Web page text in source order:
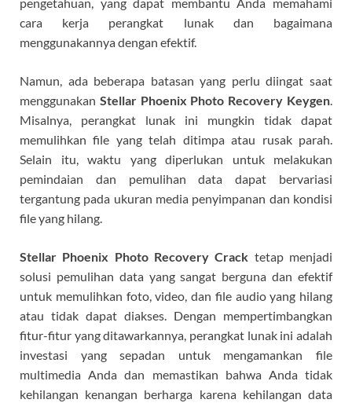
cara kerja perangkat lunak dan bagaimana
menggunakannya dengan efektif.
Namun, ada beberapa batasan yang perlu diingat saat
menggunakan Stellar Phoenix Photo Recovery Keygen.
Misalnya, perangkat lunak ini mungkin tidak dapat
memulihkan file yang telah ditimpa atau rusak parah.
Selain itu, waktu yang diperlukan untuk melakukan
pemindaian dan pemulihan data dapat bervariasi
tergantung pada ukuran media penyimpanan dan kondisi
file yang hilang.
Stellar Phoenix Photo Recovery Crack tetap menjadi
solusi pemulihan data yang sangat berguna dan efektif
untuk memulihkan foto, video, dan file audio yang hilang
atau tidak dapat diakses. Dengan mempertimbangkan
fitur-fitur yang ditawarkannya, perangkat lunak ini adalah
investasi yang sepadan untuk mengamankan file
multimedia Anda dan memastikan bahwa Anda tidak
kehilangan kenangan berharga karena kehilangan data